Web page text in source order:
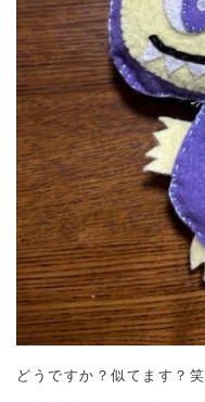
どうですか？似てます？笑